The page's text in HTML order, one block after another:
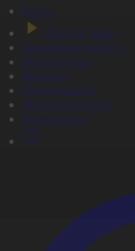
Басты
Тікелей эфир
Бағдарлама кестесі
Жаңалықтар
Жобалар
Телехикаялар
Мультсериалдар
Видеоархив